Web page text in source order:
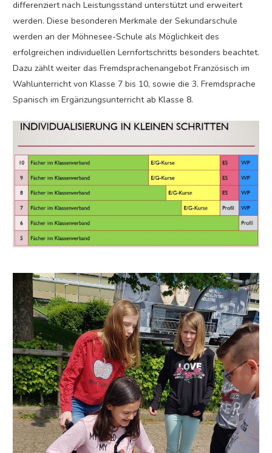
differenziert nach Leistungsstand unterstützt und erweitert
werden. Diese besonderen Merkmale der Sekundarschule
werden an der Möhnesee-Schule als Möglichkeit des
erfolgreichen individuellen Lernfortschritts besonders beachtet.
Dazu zählt weiter das Fremdsprachenangebot Französisch im
Wahlunterricht von Klasse 7 bis 10, sowie die 3. Fremdsprache
Spanisch im Ergänzungsunterricht ab Klasse 8.